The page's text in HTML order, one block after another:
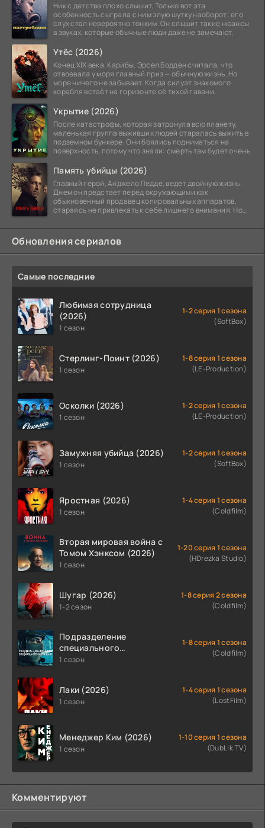
Ник с детства плохо слышит. Только вот эта
особенность сыграла с ним злую шутку наоборот: его
слух стал невероятно тонким. Он слышит такие нюансы
в звуках, которые обычные люди даже не замечают.
Утёс (2026)
Конец XIX века. Карибы. Эрсел Бодден считала, что
отвоевала у моря главный приз — обычную жизнь. Но
море ничего не забывает. Когда силуэт знакомого
корабля встаёт на горизонте её тихой гавани,
Укрытие (2026)
После катастрофы, которая затронула всю планету,
маленькая группа выживших людей старалась выжить в
подземном бункере. Они боялись подниматься на
поверхность, потому что знали: смерть там будет очень
Память убийцы (2026)
Главный герой, Анджело Ледде, ведет двойную жизнь.
Днем он предстает перед окружающими как
обыкновенный продавец копировальных аппаратов,
стараясь не привлекать к себе лишнего внимания. Но
Обновления сериалов
Самые последние
Любимая сотрудница
(2026)
1 сезон
1-2 серия 1 сезона
(SoftBox)
Стерлинг-Поинт (2026)
1 сезон
1-8 серия 1 сезона
(LE-Production)
Осколки (2026)
1 сезон
1-2 серия 1 сезона
(LE-Production)
Замужняя убийца (2026)
1 сезон
1-2 серия 1 сезона
(SoftBox)
Яростная (2026)
1 сезон
1-4 серия 1 сезона
(Coldfilm)
Вторая мировая война с
Томом Хэнксом (2026)
1 сезон
1-20 серия 1 сезона
(HDrezka Studio)
Шугар (2026)
1-2 сезон
1-8 серия 2 сезона
(Coldfilm)
Подразделение
специального
назначения (2026)
1 сезон
1-8 серия 1 сезона
(Coldfilm)
Лаки (2026)
1 сезон
1-4 серия 1 сезона
(LostFilm)
Менеджер Ким (2026)
1 сезон
1-10 серия 1 сезона
(DubLik.TV)
Комментируют